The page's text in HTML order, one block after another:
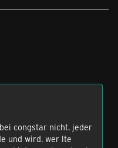
congstar nicht. jeder
und wird. wer lte